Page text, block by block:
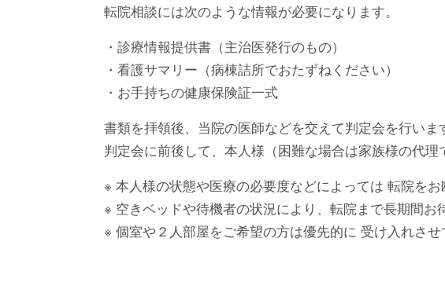
転院相談には次のような情報が必要になります。
・診療情報提供書（主治医発行のもの）
・看護サマリー（病棟詰所でおたずねください）
・お手持ちの健康保険証一式
書類を拝領後、当院の医師などを交えて判定会を行いま
判定会に前後して、本人様（困難な場合は家族様の代
※ 本人様の状態や医療の必要度などによっては 転院をお
※ 空きベッドや待機者の状況により、転院まで長期間お
※ 個室や２人部屋をご希望の方は優先的に 受け入れさせ